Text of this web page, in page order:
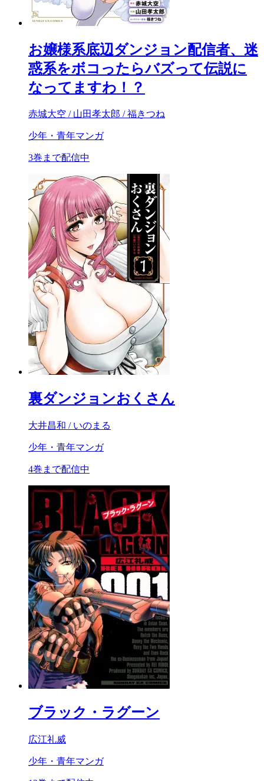
お嬢様系底辺ダンジョン配信者、迷
惑系をボコったらバズって伝説に
なってますわ！？
赤城大空 / 山田孝太郎 / 福きつね
少年・青年マンガ
3巻まで配信中
裏ダンジョンおくさん
大井昌和 / いのまる
少年・青年マンガ
4巻まで配信中
ブラック・ラグーン
広江礼威
少年・青年マンガ